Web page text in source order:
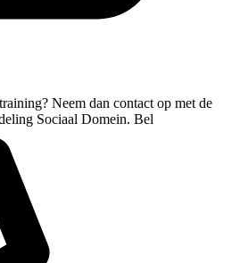
Neem dan contact op met de
Sociaal Domein. Bel